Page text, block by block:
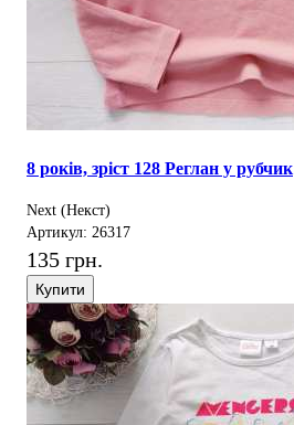
8 років, зріст 128 Реглан у рубчик
Next (Некст)
Артикул: 26317
135 грн.
Купити